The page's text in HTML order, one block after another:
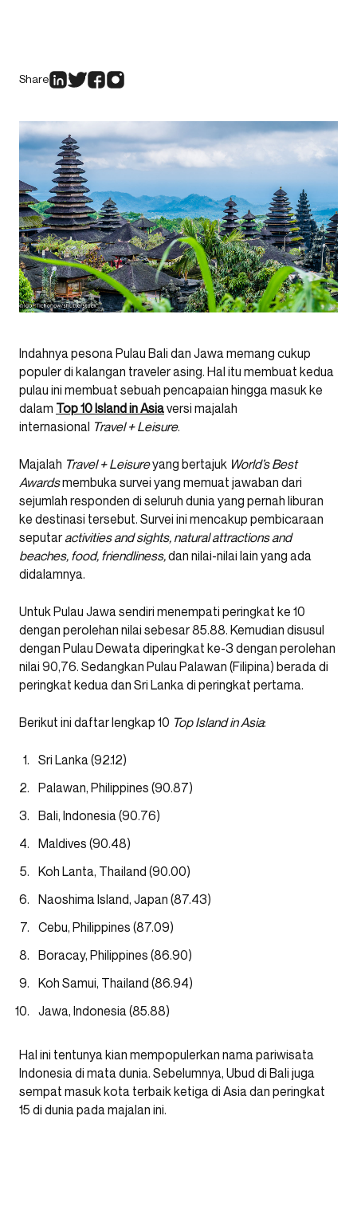
Share
Indahnya pesona Pulau Bali dan Jawa memang cukup
populer di kalangan traveler asing. Hal itu membuat kedua
pulau ini membuat sebuah pencapaian hingga masuk ke
dalam Top 10 Island in Asiaversi majalah
internasional Travel + Leisure.
Majalah Travel + Leisureyang bertajuk World’s Best
Awardsmembuka survei yang memuat jawaban dari
sejumlah responden di seluruh dunia yang pernah liburan
ke destinasi tersebut. Survei ini mencakup pembicaraan
seputaractivities and sights, natural attractions and
beaches, food, friendliness,dan nilai-nilai lain yang ada
didalamnya.
Untuk Pulau Jawa sendiri menempati peringkat ke 10
dengan perolehan nilai sebesar 85.88. Kemudian disusul
dengan Pulau Dewata diperingkat ke-3 dengan perolehan
nilai 90,76. Sedangkan Pulau Palawan (Filipina) berada di
peringkat kedua dan Sri Lanka di peringkat pertama.
Berikut ini daftar lengkap 10 Top Island in Asia:
Sri Lanka (92.12)
Palawan, Philippines (90.87)
Bali, Indonesia (90.76)
Maldives (90.48)
Koh Lanta, Thailand (90.00)
Naoshima Island, Japan (87.43)
Cebu, Philippines (87.09)
Boracay, Philippines (86.90)
Koh Samui, Thailand (86.94)
Jawa, Indonesia (85.88)
Hal ini tentunya kian mempopulerkan nama pariwisata
Indonesia di mata dunia. Sebelumnya, Ubud di Bali juga
sempat masuk kota terbaik ketiga di Asia dan peringkat
15 di dunia pada majalan ini.